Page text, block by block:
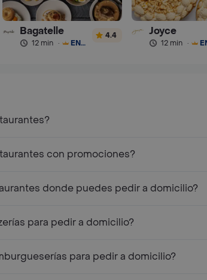
Bagatelle
12 min · ENVÍO GRATIS
4.4 Joyce
12 min ·
con promociones?
donde puedes pedir a domicilio?
para pedir a domicilio?
para pedir a domicilio?